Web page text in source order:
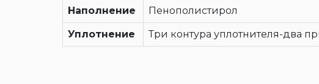
Наполнение Пенополистирол
Уплотнение Три контура уплотнителя-два